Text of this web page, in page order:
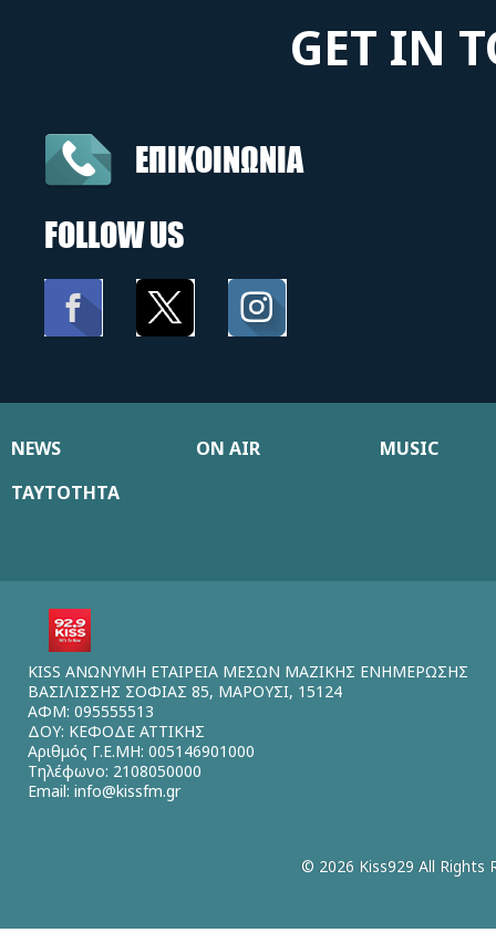
GET IN
ΕΠΙΚΟΙΝΩΝΙΑ
FOLLOW US
NEWS ON AIR
MUSIC
ΤΑΥΤΟΤΗΤΑ
KISS ΑΝΩΝΥΜΗ ΕΤΑΙΡΕΙΑ ΜΕΣΩΝ ΜΑΖΙΚΗΣ ΕΝΗΜΕΡΩΣΗΣ
ΒΑΣΙΛΙΣΣΗΣ ΣΟΦΙΑΣ 85, ΜΑΡΟΥΣΙ, 15124
ΑΦΜ: 095555513
ΔΟΥ: ΚΕΦΟΔΕ ΑΤΤΙΚΗΣ
Αριθμός Γ.Ε.ΜΗ: 005146901000
Τηλέφωνο: 2108050000
Email: info@kissfm.gr
© 2026 Kiss929 All Rights